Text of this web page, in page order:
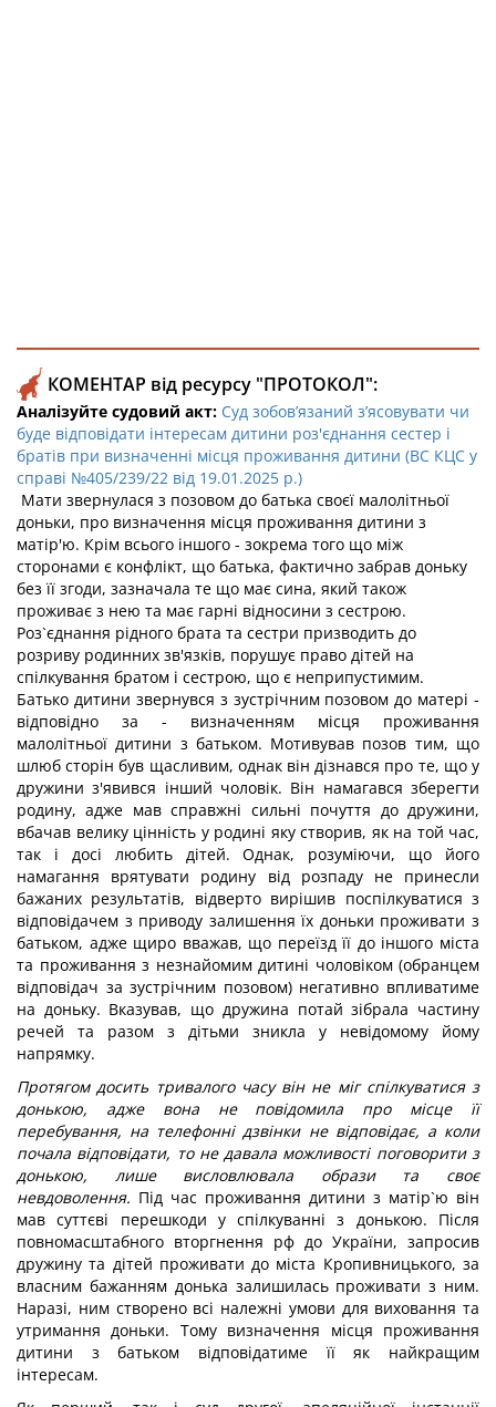
КОМЕНТАР від ресурсу "ПРОТОКОЛ":
Аналізуйте судовий акт: Суд зобов’язаний зʼясовувати чи
буде відповідати інтересам дитини роз'єднання сестер і
братів при визначенні місця проживання дитини (ВС КЦС у
справі №405/239/22 від 19.01.2025 р.)
Мати звернулася з позовом до батька своєї малолітньої
доньки, про визначення місця проживання дитини з
матір'ю. Крім всього іншого - зокрема того що між
сторонами є конфлікт, що батька, фактично забрав доньку
без її згоди, зазначала те що має сина, який також
проживає з нею та має гарні відносини з сестрою.
Роз`єднання рідного брата та сестри призводить до
розриву родинних зв'язків, порушує право дітей на
спілкування братом і сестрою, що є неприпустимим.
Батько дитини звернувся з зустрічним позовом до матері -
відповідно за - визначенням місця проживання
малолітньої дитини з батьком. Мотивував позов тим, що
шлюб сторін був щасливим, однак він дізнався про те, що у
дружини з'явився інший чоловік. Він намагався зберегти
родину, адже мав справжні сильні почуття до дружини,
вбачав велику цінність у родині яку створив, як на той час,
так і досі любить дітей. Однак, розуміючи, що його
намагання врятувати родину від розпаду не принесли
бажаних результатів, відверто вирішив поспілкуватися з
відповідачем з приводу залишення їх доньки проживати з
батьком, адже щиро вважав, що переїзд її до іншого міста
та проживання з незнайомим дитині чоловіком (обранцем
відповідач за зустрічним позовом) негативно впливатиме
на доньку. Вказував, що дружина потай зібрала частину
речей та разом з дітьми зникла у невідомому йому
напрямку.
Протягом досить тривалого часу він не міг спілкуватися з
донькою, адже вона не повідомила про місце її
перебування, на телефонні дзвінки не відповідає, а коли
почала відповідати, то не давала можливості поговорити з
донькою, лише висловлювала образи та своє
невдоволення. Під час проживання дитини з матір`ю він
мав суттєві перешкоди у спілкуванні з донькою. Після
повномасштабного вторгнення рф до України, запросив
дружину та дітей проживати до міста Кропивницького, за
власним бажанням донька залишилась проживати з ним.
Наразі, ним створено всі належні умови для виховання та
утримання доньки. Тому визначення місця проживання
дитини з батьком відповідатиме її як найкращим
інтересам.